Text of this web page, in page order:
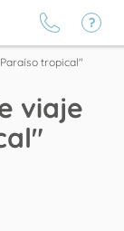
tropical"
viaje